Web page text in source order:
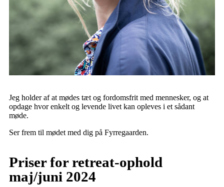
Jeg holder af at mødes tæt og fordomsfrit med mennesker, og at
opdage hvor enkelt og levende livet kan opleves i et sådant
møde.
Ser frem til mødet med dig på Fyrregaarden.
Priser for retreat-ophold
maj/juni 2024